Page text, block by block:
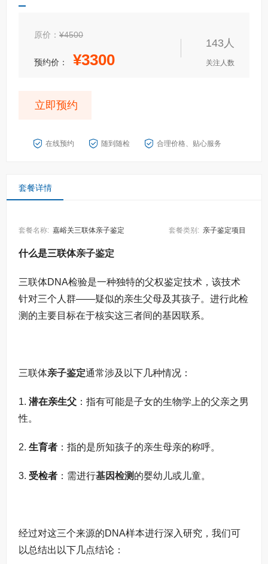
原价： ¥4500
预约价： ¥3300
143人
关注人数
立即预约
在线预约 随到随检 合理价格、贴心服务
套餐详情
套餐名称: 嘉峪关三联体亲子鉴定 套餐类别: 亲子鉴定项目
什么是三联体亲子鉴定
三联体DNA检验是一种独特的父权鉴定技术，该技术
针对三个人群——疑似的亲生父母及其孩子。进行此检
测的主要目标在于核实这三者间的基因联系。
三联体亲子鉴定通常涉及以下几种情况：
1. 潜在亲生父 ：指有可能是子女的生物学上的父亲之男
性。
2. 生育者 ：指的是所知孩子的亲生母亲的称呼。
3. 受检者 ：需进行基因检测 的婴幼儿或儿童。
经过对这三个来源的DNA样本进行深入研究，我们可
以总结出以下几点结论：